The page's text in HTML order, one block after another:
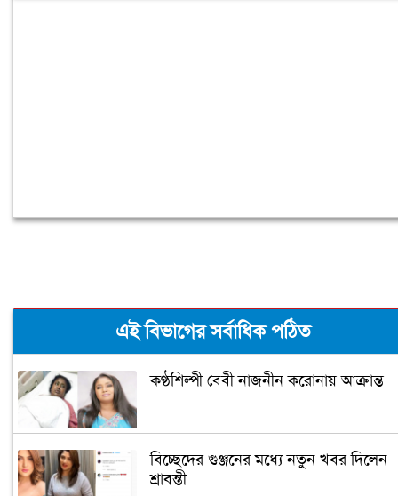
এই বিভাগের সর্বাধিক পঠিত
কণ্ঠশিল্পী বেবী নাজনীন করোনায় আক্রান্ত
বিচ্ছেদের গুঞ্জনের মধ্যে নতুন খবর দিলেন
শ্রাবন্তী